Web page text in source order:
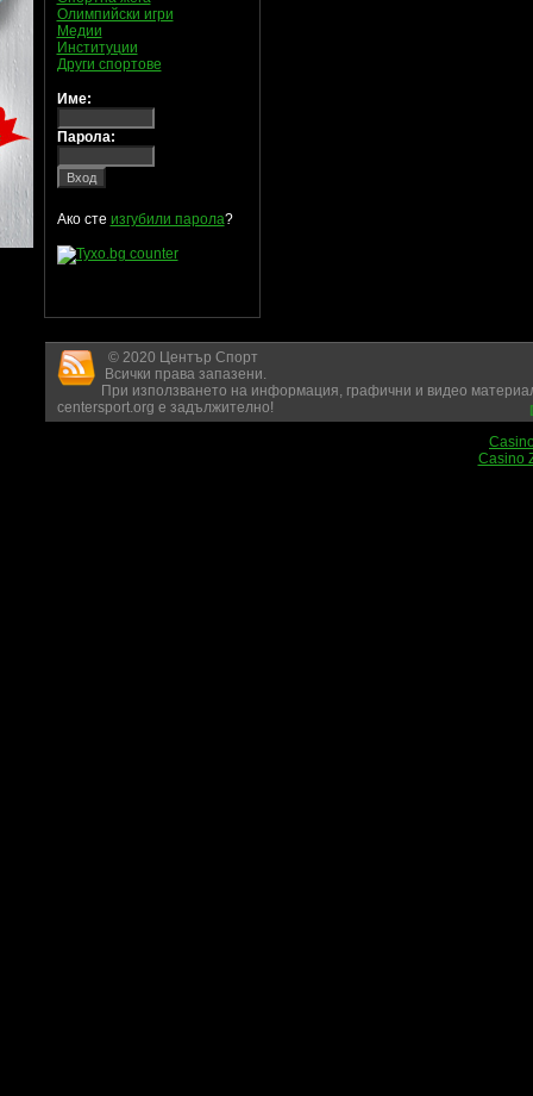
Олимпийски игри
Медии
Институции
Други спортове
Име:
Парола:
Ако сте изгубили парола?
© 2020 Център Спорт
Всички права запазени.
При използването на информация, графични и видео
centersport.org е задължително!
Casino